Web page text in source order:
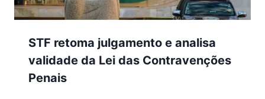
STF retoma julgamento e analisa
validade da Lei das Contravenções
Penais